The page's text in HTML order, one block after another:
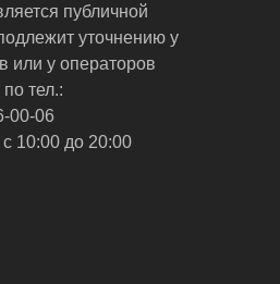
публичной
уточнению у
или у операторов
тел.:
00-06
10:00 до 20:00